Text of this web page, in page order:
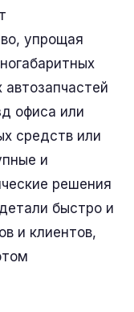
упрощая
офиса или
средств или
и
решения
быстро и
и клиентов,